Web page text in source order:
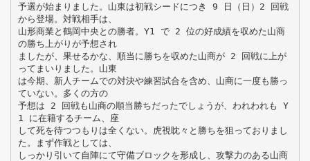
予選が始まりました。山東は初戦シードにつき 9 日（日）2 回戦
から登場。対戦相手は、
山形商業と鶴岡中央との勝者。Y1 で 2 位の好成績を収めた山商
の勝ち上がりが予想され
ましたが、果せるかな、順当に勝ちを収めた山商が 2 回戦に上が
ってまいりました。山東
は今期、新人チームでの対決や練習試合を含め、山商に一度も勝っ
ていない。多くの方の
予想は 2 回戦も山商の順当勝ちだったでしょうが、われわれも Y
1 に在籍するチーム、座
して死を待つつもりは全くない。虎視眈々と勝ちを狙っておりまし
た。まず作戦としては、
しっかり引いて自陣にて守備ブロックを形成し、攻撃力のある山商